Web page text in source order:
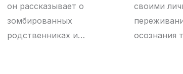
он рассказывает о
зомбированных
родственниках и…
своими
осознания